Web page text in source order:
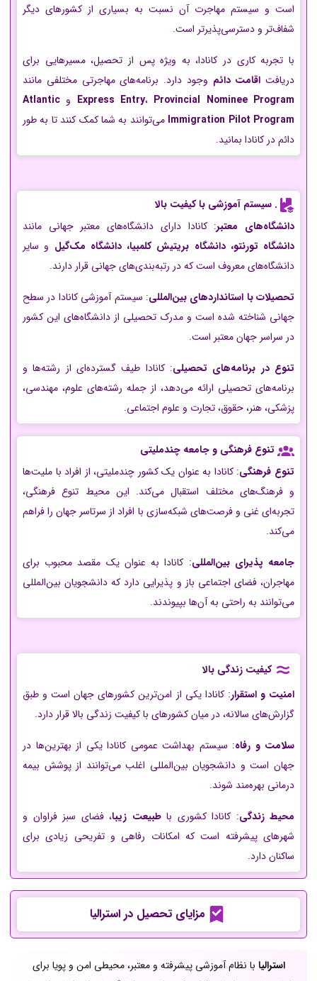
است و سیستم مهاجرت آن نسبت به بسیاری از کشورهای دیگر
شفاف‌تر و دسترسی‌پذیرتر است.
با تجربه کاری در کانادا، به ویژه پس از تحصیل، مسیرهایی برای
دریافت اقامت دائم وجود دارد. برنامه‌های مهاجرتی مختلفی مانند
Express Entry، Provincial Nominee Program و Atlantic
Immigration Pilot Program می‌توانند به شما کمک کنند تا به طور
دائم در کانادا بمانید.
. سیستم آموزشی با کیفیت بالا
دانشگاه‌های معتبر: کانادا دارای دانشگاه‌های معتبر جهانی مانند
دانشگاه تورنتو، دانشگاه بریتیش کلمبیا، دانشگاه مک‌گیل و سایر
دانشگاه‌های معروف است که در رتبه‌بندی‌های جهانی قرار دارند.
تحصیلات با استانداردهای بین‌المللی: سیستم آموزشی کانادا در سطح
جهانی شناخته شده است و مدرک تحصیلی از دانشگاه‌های این کشور
در سراسر جهان معتبر است.
تنوع در برنامه‌های تحصیلی: کانادا طیف گسترده‌ای از رشته‌ها و
برنامه‌های تحصیلی ارائه می‌دهد، از جمله رشته‌های علوم، مهندسی،
پزشکی، هنر، حقوق، تجارت و علوم اجتماعی.
تنوع فرهنگی و جامعه چندملیتی
تنوع فرهنگی: کانادا به عنوان یک کشور چندملیتی، از افراد با ملیت‌ها
و فرهنگ‌های مختلف استقبال می‌کند. این محیط تنوع فرهنگی،
تجربه‌ای غنی و فرصت‌های شبکه‌سازی با افراد از سرتاسر جهان را فراهم
می‌کند.
جامعه پذیرای بین‌المللی: کانادا به عنوان یک مقصد محبوب برای
مهاجران، فضای اجتماعی باز و پذیرایی دارد که دانشجویان بین‌المللی
می‌توانند به راحتی به آن‌ها بپیوندند.
کیفیت زندگی بالا
امنیت و استقرار: کانادا یکی از امن‌ترین کشورهای جهان است و طبق
گزارش‌های سالانه، در میان کشورهای با کیفیت زندگی بالا قرار دارد.
سلامت و رفاه: سیستم بهداشت عمومی کانادا یکی از بهترین‌ها در
جهان است و دانشجویان بین‌المللی اغلب می‌توانند از پوشش بیمه
درمانی بهره‌مند شوند.
محیط زندگی: کانادا کشوری باطبیعت زیبا، فضای سبز فراوان و
شهرهای پیشرفته است که امکانات رفاهی و تفریحی زیادی برای
ساکنان دارد.
مزایای تحصیل در استرالیا
استرالیا با نظام آموزشی پیشرفته و معتبر، محیطی امن و پویا برای